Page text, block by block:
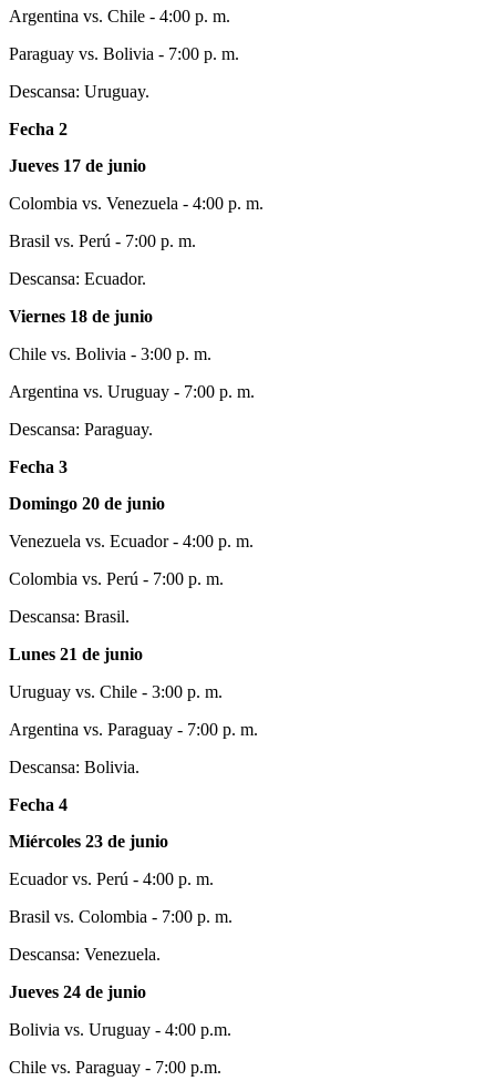
Argentina vs. Chile - 4:00 p. m.
Paraguay vs. Bolivia - 7:00 p. m.
Descansa: Uruguay.
Fecha 2
Jueves 17 de junio
Colombia vs. Venezuela - 4:00 p. m.
Brasil vs. Perú - 7:00 p. m.
Descansa: Ecuador.
Viernes 18 de junio
Chile vs. Bolivia - 3:00 p. m.
Argentina vs. Uruguay - 7:00 p. m.
Descansa: Paraguay.
Fecha 3
Domingo 20 de junio
Venezuela vs. Ecuador - 4:00 p. m.
Colombia vs. Perú - 7:00 p. m.
Descansa: Brasil.
Lunes 21 de junio
Uruguay vs. Chile - 3:00 p. m.
Argentina vs. Paraguay - 7:00 p. m.
Descansa: Bolivia.
Fecha 4
Miércoles 23 de junio
Ecuador vs. Perú - 4:00 p. m.
Brasil vs. Colombia - 7:00 p. m.
Descansa: Venezuela.
Jueves 24 de junio
Bolivia vs. Uruguay - 4:00 p.m.
Chile vs. Paraguay - 7:00 p.m.